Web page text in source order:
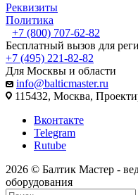
Реквизиты
Политика
+7 (800) 707-62-82
Бесплатный вызов для
+7 (495) 221-82-82
Для Москвы и области
info@balticmaster.ru
115432, Москва,
Вконтакте
Telegram
Rutube
2026 © Балтик Мастер -
оборудования